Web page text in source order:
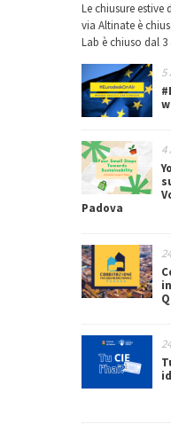
Le chiusure estive
via Altinate è
Lab è chiuso dal
5
4
Padova